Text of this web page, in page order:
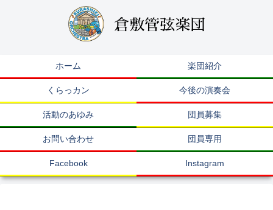
ホーム 楽団紹介
くらっカン 今後の演奏会
活動のあゆみ 団員募集
お問い合わせ 団員専用
Facebook Instagram